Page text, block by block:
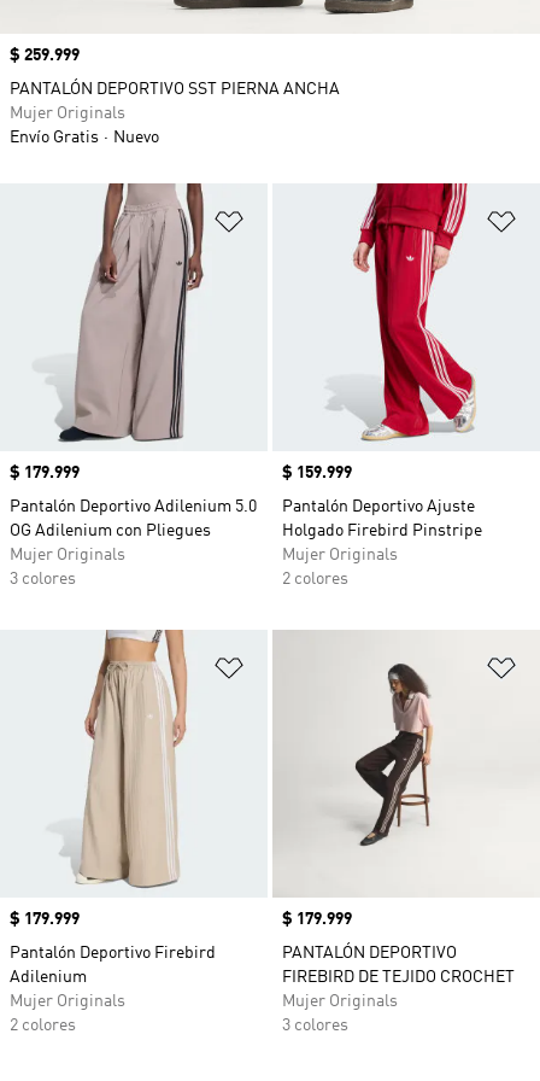
Añadir a la lista de deseos
Precio
$ 179.999
Pantalón Deportivo Adilenium 5.0
OG Adilenium con Pliegues
Mujer Originals
3 colores
Precio
$ 159.999
Pantalón Deportivo Ajuste
Holgado Firebird Pinstripe
Mujer Originals
2 colores
Añadir a la lista de deseos
Precio
$ 179.999
Pantalón Deportivo Firebird
Adilenium
Mujer Originals
2 colores
Precio
$ 179.999
PANTALÓN DEPORTIVO
FIREBIRD DE TEJIDO CROCHET
Mujer Originals
3 colores
Precio
$ 259.999
PANTALÓN DEPORTIVO SST PIERNA ANCHA
Mujer Originals
Envío Gratis
Nuevo